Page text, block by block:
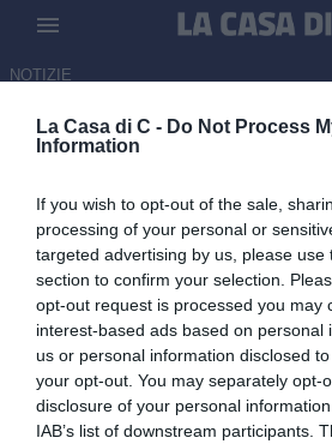
La Casa di C - Do Not Process
Information
If you wish to opt-out of the sale,
processing of your personal or
targeted advertising by us, please use
section to confirm your selection.
opt-out request is processed you may
interest-based ads based on personal
us or personal information disclosed
your opt-out. You may separately opt-
disclosure of your personal
IAB’s list of downstream participants.
NOTIZIE
Inter U23, il
centrocampo
ULTIM'ORA
07.07.2026 15:00 di Redazione
Il club veneto lavora con i nerazzurri per
Calabro il centrocampista classe 2004,
nell'ultima stagione